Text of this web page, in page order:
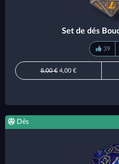
Set de dés
39
8,00 €4,00 €
Dés